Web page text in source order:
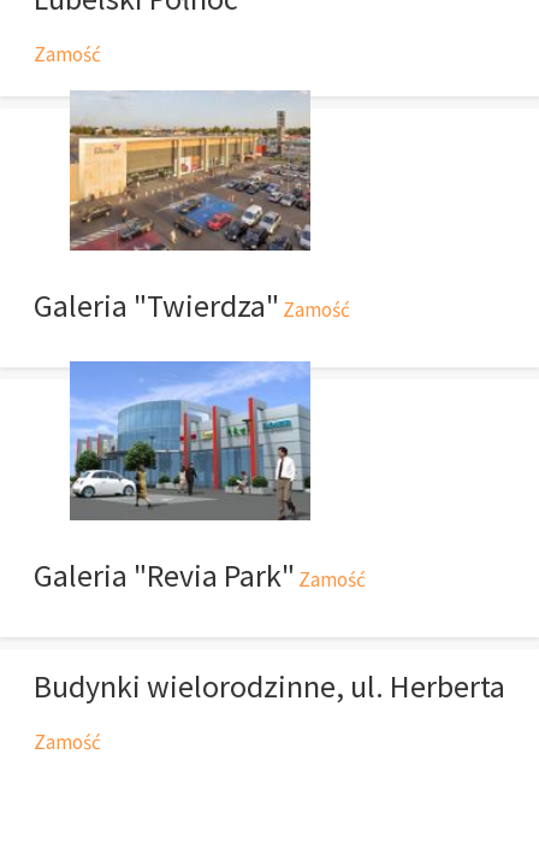
Zamość
Galeria "Twierdza" Zamość
Galeria "Revia Park" Zamość
Budynki wielorodzinne, ul. Herberta
Zamość